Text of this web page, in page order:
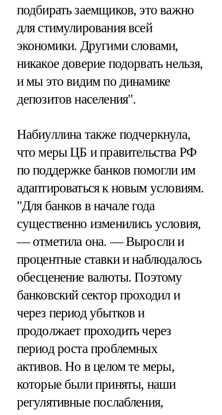
подбирать заемщиков, это важно
для стимулирования всей
экономики. Другими словами,
никакое доверие подорвать нельзя,
и мы это видим по динамике
депозитов населения".
Набиуллина также подчеркнула,
что меры ЦБ и правительства РФ
по поддержке банков помогли им
адаптироваться к новым условиям.
"Для банков в начале года
существенно изменились условия,
— отметила она. — Выросли и
процентные ставки и наблюдалось
обесценение валюты. Поэтому
банковский сектор проходил и
через период убытков и
продолжает проходить через
период роста проблемных
активов. Но в целом те меры,
которые были приняты, наши
регулятивные послабления,